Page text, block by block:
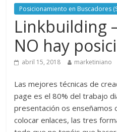
Posicionamiento en Buscadores
Linkbuilding
NO hay
abril 15, 2018 marketiniano
Las mejores técnicas de
page es el 80% del trabajo
presentación os enseñamos
colocar enlaces, las tres